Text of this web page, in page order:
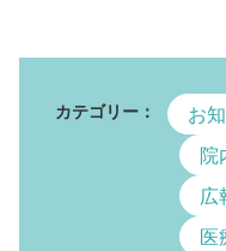
カテゴリー：
お
院
広
医